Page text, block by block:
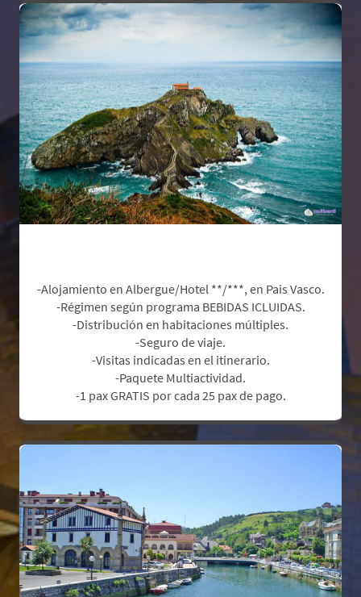
-Alojamiento en Albergue/Hotel **/***, en Pais Vasco.
-Régimen según programa BEBIDAS ICLUIDAS.
-Distribución en habitaciones múltiples.
-Seguro de viaje.
-Visitas indicadas en el itinerario.
-Paquete Multiactividad.
-1 pax GRATIS por cada 25 pax de pago.